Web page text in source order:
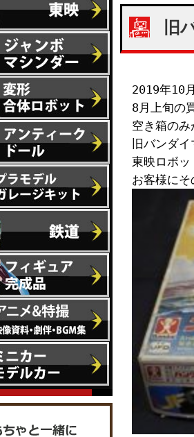
旧
2019年10
8月上旬の
空き箱のみ
旧バンダ
東映ロボッ
お客様に